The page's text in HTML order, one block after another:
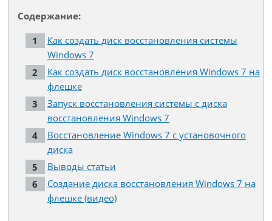
Содержание:
Как создать диск восстановления системы
Windows 7
Как создать диск восстановления Windows 7 на
флешке
Запуск восстановления системы с диска
восстановления Windows 7
Восстановление Windows 7 с установочного
диска
Выводы статьи
Создание диска восстановления Windows 7 на
флешке (видео)